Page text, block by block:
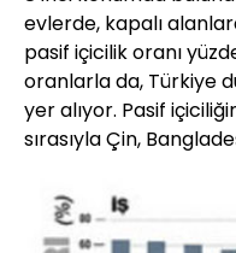
evlerde, kapalı
pasif içicilik oranı
oranlarla da, Türkiye
yer alıyor. Pasif
sırasıyla Çin,